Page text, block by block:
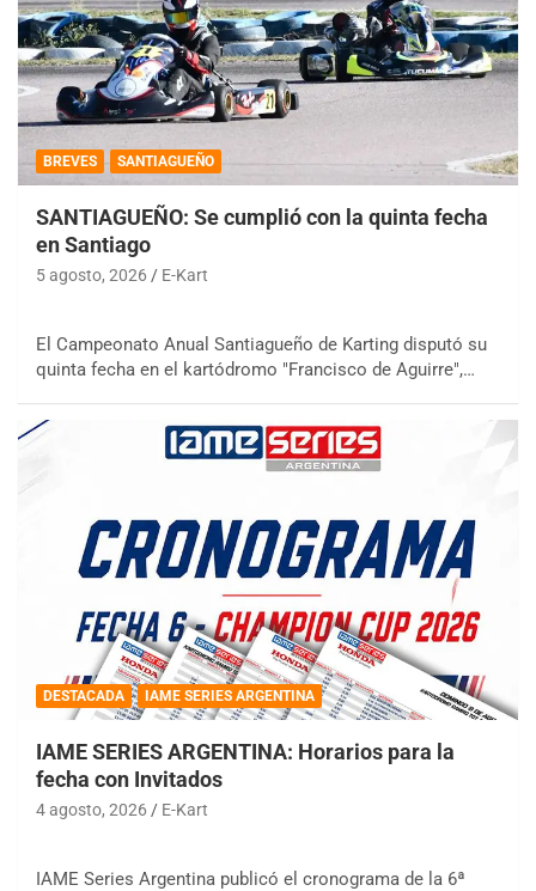
BREVES SANTIAGUEÑO
SANTIAGUEÑO: Se cumplió con la quinta fecha
en Santiago
5 agosto, 2026 E-Kart
El Campeonato Anual Santiagueño de Karting disputó su
quinta fecha en el kartódromo "Francisco de Aguirre",…
DESTACADA IAME SERIES ARGENTINA
IAME SERIES ARGENTINA: Horarios para la
fecha con Invitados
4 agosto, 2026 E-Kart
IAME Series Argentina publicó el cronograma de la 6ª